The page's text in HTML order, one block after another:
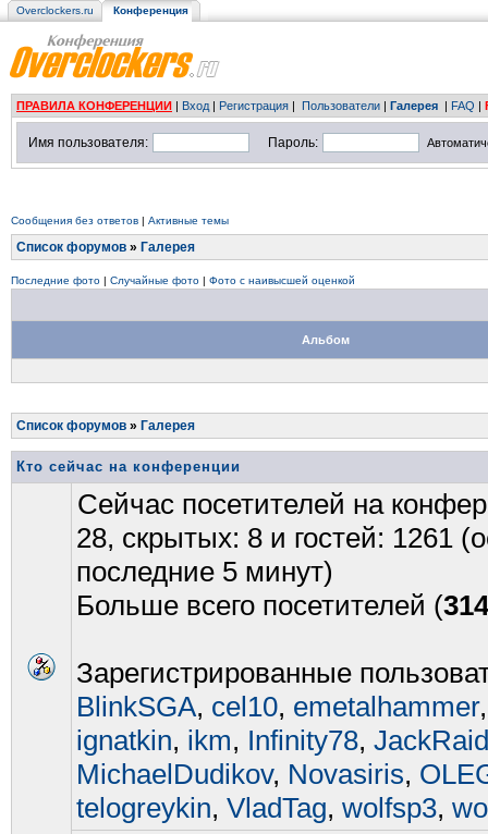
Overclockers.ru Конференция
ПРАВИЛА КОНФЕРЕНЦИИ | Вход | Регистрация | Пользователи | Галерея | FAQ |
Имя пользователя: Пароль:
Сообщения без ответов | Активные темы
Список форумов » Галерея
Последние фото | Случайные фото | Фото с наивысшей оценкой
Альбом
Список форумов » Галерея
Кто сейчас на конференции
Сейчас посетителей на
28, скрытых: 8 и гостей: 1261
последние 5 минут)
Больше всего посетителей (
Зарегистрированные
BlinkSGA, cel10, emetalhammer
ignatkin, ikm, Infinity78,
MichaelDudikov, Novasiris,
telogreykin, VladTag, wolfsp3,